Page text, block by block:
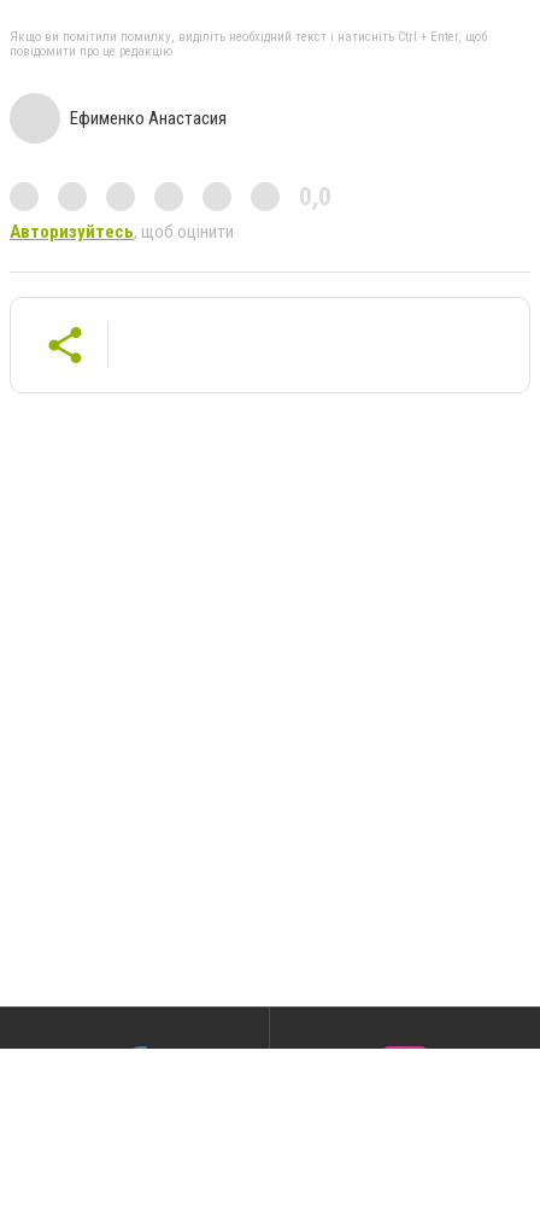
Якщо ви помітили помилку, виділіть необхідний текст і натисніть Ctrl + Enter, щоб
повідомити про це редакцію
Ефименко Анастасия
0,0
Авторизуйтесь, щоб оцінити